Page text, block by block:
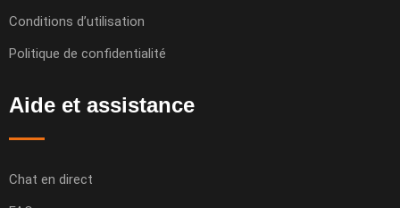
Conditions d’utilisation
Politique de confidentialité
Aide et assistance
Chat en direct